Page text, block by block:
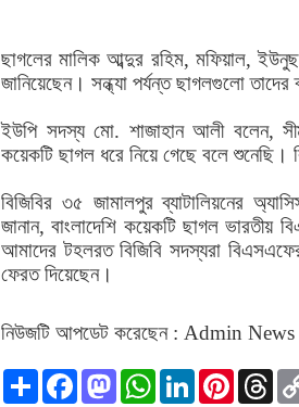
ছাগলের মালিক আব্দুর রহিম, মফিয়াল,
জানিয়েছেন। সন্ধ্যা পর্যন্ত ছাগলগুলো তাদের
ইউপি সদস্য মো. শাজাহান আলী বলেন,
কয়েকটি ছাগল ধরে নিয়ে গেছে বলে শুনেছি।
বিজিবির ৩৫ জামালপুর ব্যাটালিয়নের
জানান, বাংলাদেশি কয়েকটি ছাগল ভারতীয়
আমাদের টহলরত বিজিবি সদস্যরা
ফেরত দিয়েছেন।
নিউজটি আপডেট করেছেন : Admin News
ShareFacebookMastodonWhatsApp
LinkedIn